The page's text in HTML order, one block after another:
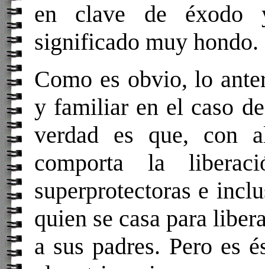
en clave de éxodo
significado muy hondo.
Como es obvio, lo
y familiar en el caso
verdad es que, con
comporta la
superprotectoras e
quien se casa para
a sus padres. Pero es